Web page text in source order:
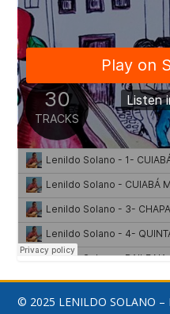
© 2025 LENILDO SOLANO